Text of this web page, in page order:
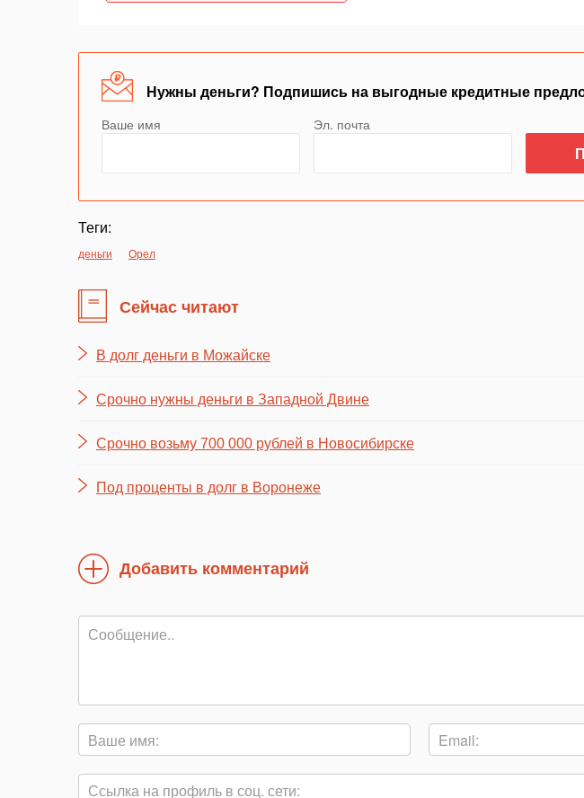
Нужны деньги? Подпишись на выгодные кредитные
Ваше имя Эл. почта
Теги:
деньги Орел
Сейчас читают
В долг деньги в Можайске
Срочно нужны деньги в Западной Двине
Срочно возьму 700 000 рублей в Новосибирске
Под проценты в долг в Воронеже
Добавить комментарий